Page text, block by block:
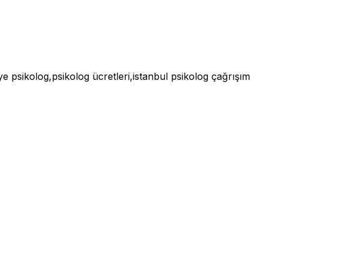
psikolog,psikolog ücretleri,istanbul psikolog çağrışım